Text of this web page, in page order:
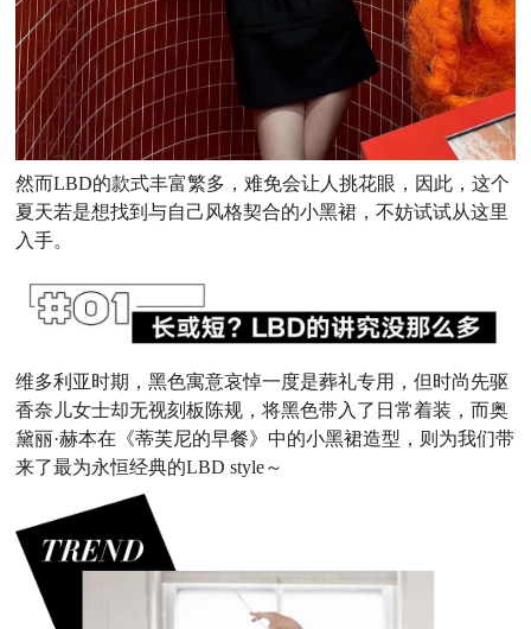
然而LBD的款式丰富繁多，难免会让人挑花眼，因此，这个
夏天若是想找到与自己风格契合的小黑裙，不妨试试从这里
入手。
维多利亚时期，黑色寓意哀悼一度是葬礼专用，但时尚先驱
香奈儿女士却无视刻板陈规，将黑色带入了日常着装，而奥
黛丽·赫本在《蒂芙尼的早餐》中的小黑裙造型，则为我们带
来了最为永恒经典的LBD style～